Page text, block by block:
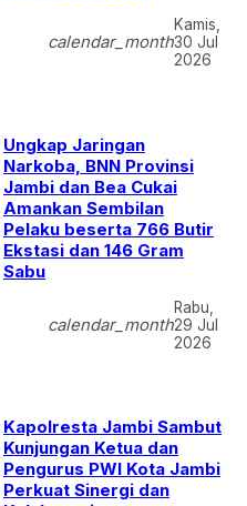
calendar_month
Kamis,
30 Jul
2026
Ungkap Jaringan
Narkoba, BNN Provinsi
Jambi dan Bea Cukai
Amankan Sembilan
Pelaku beserta 766 Butir
Ekstasi dan 146 Gram
Sabu
calendar_month
Rabu,
29 Jul
2026
Kapolresta Jambi Sambut
Kunjungan Ketua dan
Pengurus PWI Kota Jambi
Perkuat Sinergi dan